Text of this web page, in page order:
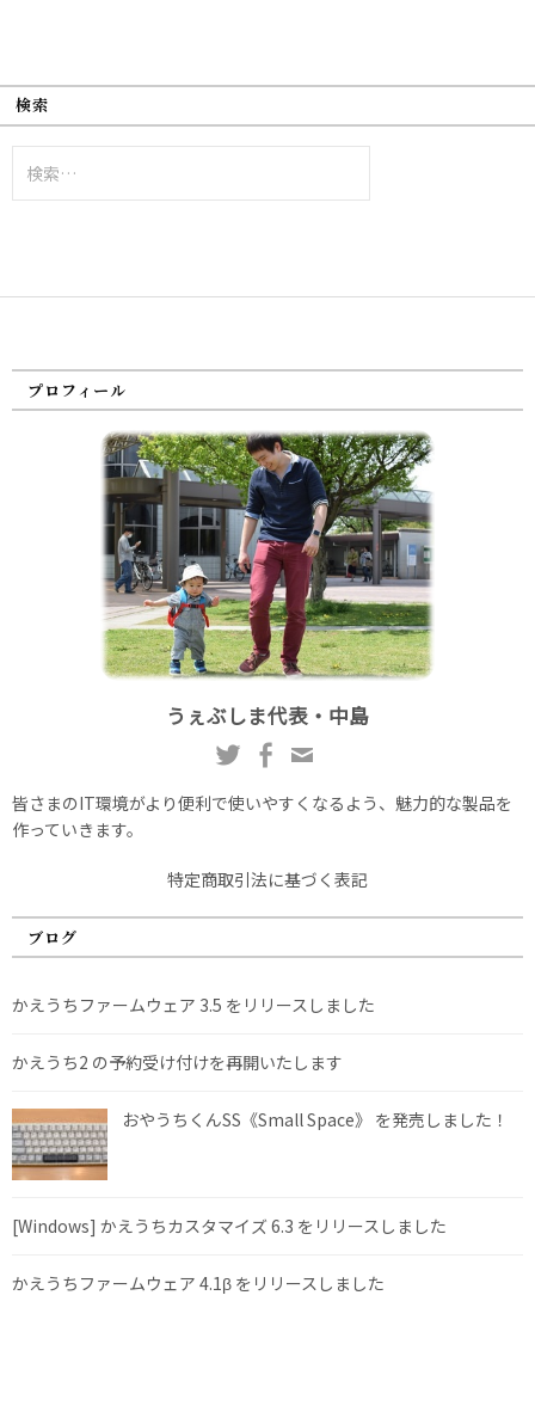
検索
索:
プロフィール
うぇぶしま代表・中島
皆さまのIT環境がより便利で使いやすくなるよう、魅力的な製品を
作っていきます。
特定商取引法に基づく表記
ブログ
かえうちファームウェア 3.5 をリリースしました
かえうち2 の予約受け付けを再開いたします
おやうちくんSS《Small Space》 を発売しました！
[Windows] かえうちカスタマイズ 6.3 をリリースしました
かえうちファームウェア 4.1β をリリースしました